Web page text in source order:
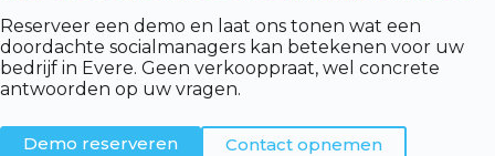
Reserveer een demo en laat ons tonen wat een
doordachte socialmanagers kan betekenen voor uw
bedrijf in Evere. Geen verkooppraat, wel concrete
antwoorden op uw vragen.
Demo reserveren
Contact opnemen